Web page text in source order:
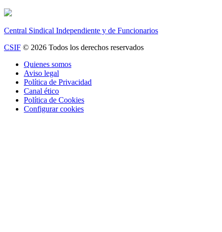
Central Sindical Independiente y de Funcionarios
CSIF © 2026 Todos los derechos reservados
Quienes somos
Aviso legal
Política de Privacidad
Canal ético
Política de Cookies
Configurar cookies